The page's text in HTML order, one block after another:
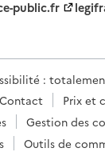
public.fr
:
Contact
Prix et
Gestion des
Outils de